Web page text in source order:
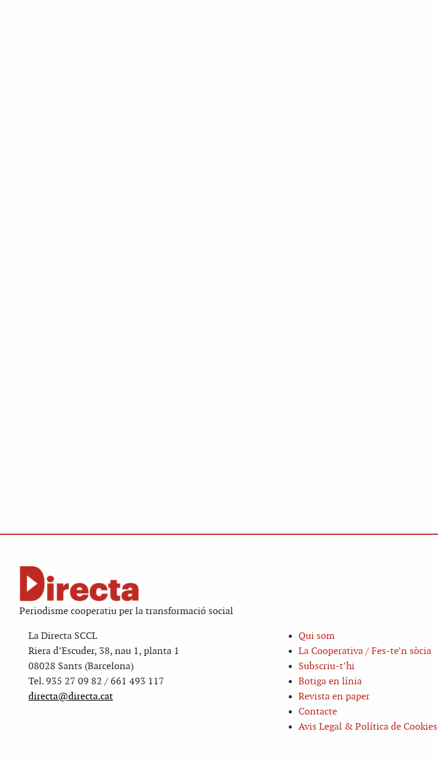
Periodisme cooperatiu per la transformació social
La Directa SCCL
Riera d’Escuder, 38, nau 1, planta 1
08028 Sants (Barcelona)
Tel. 935 27 09 82 / 661 493 117
directa@directa.cat
Qui som
La Cooperativa / Fes-te’n sòcia
Subscriu-t’hi
Botiga en línia
Revista en paper
Contacte
Avis Legal & Política de Cookies